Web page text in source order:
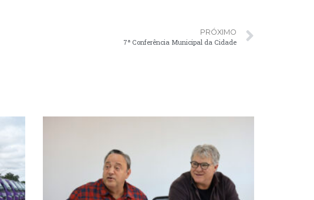
PRÓXIMO
7ª Conferência Municipal da Cidade